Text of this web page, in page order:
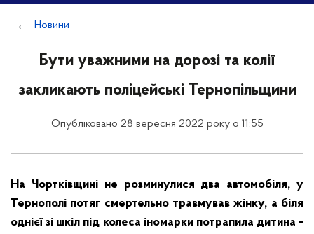
Новини
Бути уважними на дорозі та колії
закликають поліцейські Тернопільщини
Опубліковано 28 вересня 2022 року о 11:55
На Чортківщині не розминулися два автомобіля, у
Тернополі потяг смертельно травмував жінку, а біля
однієї зі шкіл під колеса іномарки потрапила дитина -